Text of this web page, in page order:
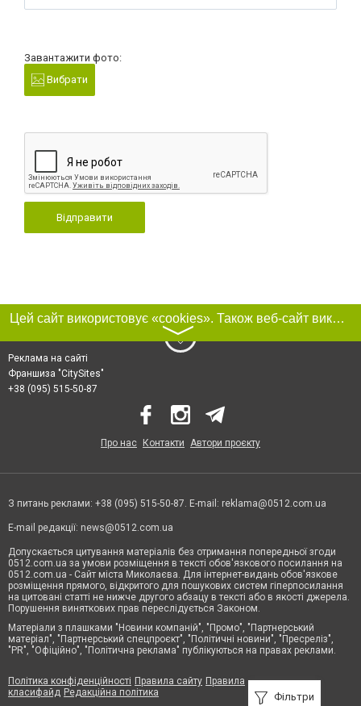
Завантажити фото:
Вибрати
Відправити
Фільтри
Цей сайт використовує «cookies». Також веб-сайт використовує інтернет-сервіс для збору технічних даних стосовно відвідувачів з метою отримання маркетингової та статистичної інформації. Умови обробки даних відвідувачів сайту див.
〉
Реклама на сайті
Франшиза "CitySites"
+38 (095) 515-50-87
Про нас Контакти Автори проєкту
З питань реклами: +38 (095) 515-50-87. E-mail: reklama@0512.com.ua
E-mail редакції: news@0512.com.ua
Допускається цитування матеріалів без отримання попередньої згоди
0512.com.ua за умови розміщення в тексті обов'язкового посилання на
0512.com.ua - Сайт міста Миколаєва. Для інтернет-видань обов'язкове
розміщення прямого, відкритого для пошукових систем гіперпосилання
на цитовані статті не нижче другого абзацу в тексті або в якості джерела.
Порушення виняткових прав переслідується Законом.
Матеріали з плашками "Новини компаній", "Промо", "Партнерський
матеріал", "Партнерський спецпроєкт", "Політичні новини", "Пресреліз",
"PR", "Офіційно", "Політична реклама" публікуються на правах реклами.
Політика конфіденційності Правила сайту Правила
класифайд Редакційна політика